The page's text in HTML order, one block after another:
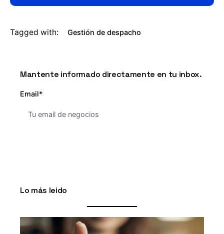
Tagged with: Gestión de despacho
Mantente informado directamente en tu inbox.
Email*
Lo más leido